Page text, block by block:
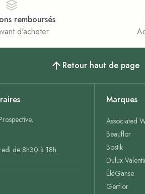
remboursés
d'acheter
Retour haut de page
de 8h30 à 18h.
Marques
Associated
Beauflor
Bostik
Dulux
ÉléGanse
Gerflor